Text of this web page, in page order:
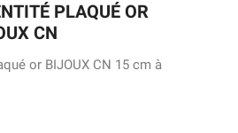
PLAQUÉ OR
CN
or BIJOUX CN 15 cm à